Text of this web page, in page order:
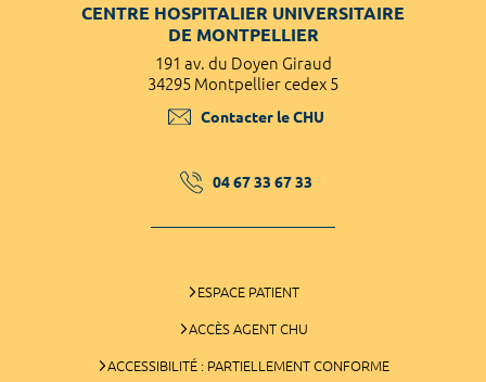
CENTRE HOSPITALIER UNIVERSITAIRE
DE MONTPELLIER
191 av. du Doyen Giraud
34295 Montpellier cedex 5
Contacter le CHU
04 67 33 67 33
ESPACE PATIENT
ACCÈS AGENT CHU
ACCESSIBILITÉ : PARTIELLEMENT CONFORME